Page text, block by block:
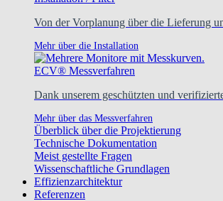
Von der Vorplanung über die Lieferung
Mehr über die Installation
ECV® Messverfahren
Dank unserem geschützten und
Mehr über das Messverfahren
Überblick über die Projektierung
Technische Dokumentation
Meist gestellte Fragen
Wissenschaftliche Grundlagen
Effizienzarchitektur
Referenzen